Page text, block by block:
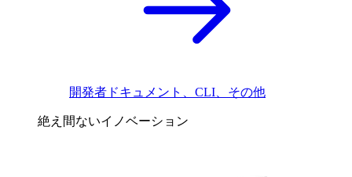
開発者ドキュメント、CLI、その他
絶え間ないイノベーション